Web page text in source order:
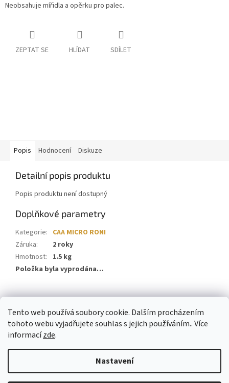
Tento web používá soubory cookie. Dalším procházením
tohoto webu vyjadřujete souhlas s jejich používáním.. Více
informacízde.
Nastavení
Neobsahuje mířidla a opěrku pro palec.
ZEPTAT SE HLÍDAT SDÍLET
Popis Hodnocení Diskuze
Detailní popis produktu
Popis produktu není dostupný
Doplňkové parametry
Kategorie: CAA MICRO RONI
Záruka:
2 roky
Hmotnost:
1.5 kg
Položka byla vyprodána…
Z
Vytvořil Shoptet